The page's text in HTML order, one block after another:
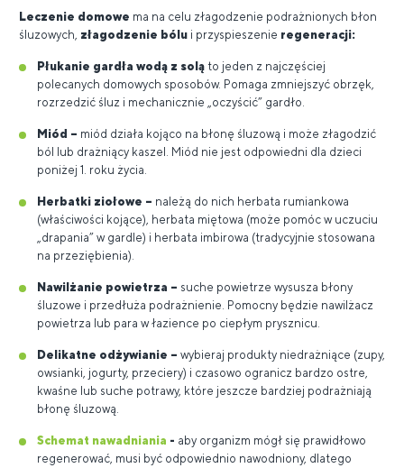
Leczenie domowe ma na celu złagodzenie podrażnionych błon
śluzowych, złagodzenie bólu i przyspieszenie regeneracji:
Płukanie gardła wodą z solą to jeden z najczęściej
polecanych domowych sposobów. Pomaga zmniejszyć obrzęk,
rozrzedzić śluz i mechanicznie „oczyścić” gardło.
Miód – miód działa kojąco na błonę śluzową i może złagodzić
ból lub drażniący kaszel. Miód nie jest odpowiedni dla dzieci
poniżej 1. roku życia.
Herbatki ziołowe – należą do nich herbata rumiankowa
(właściwości kojące), herbata miętowa (może pomóc w uczuciu
„drapania” w gardle) i herbata imbirowa (tradycyjnie stosowana
na przeziębienia).
Nawilżanie powietrza – suche powietrze wysusza błony
śluzowe i przedłuża podrażnienie. Pomocny będzie nawilżacz
powietrza lub para w łazience po ciepłym prysznicu.
Delikatne odżywianie – wybieraj produkty niedrażniące (zupy,
owsianki, jogurty, przeciery) i czasowo ogranicz bardzo ostre,
kwaśne lub suche potrawy, które jeszcze bardziej podrażniają
błonę śluzową.
Schemat nawadniania - aby organizm mógł się prawidłowo
regenerować, musi być odpowiednio nawodniony, dlatego